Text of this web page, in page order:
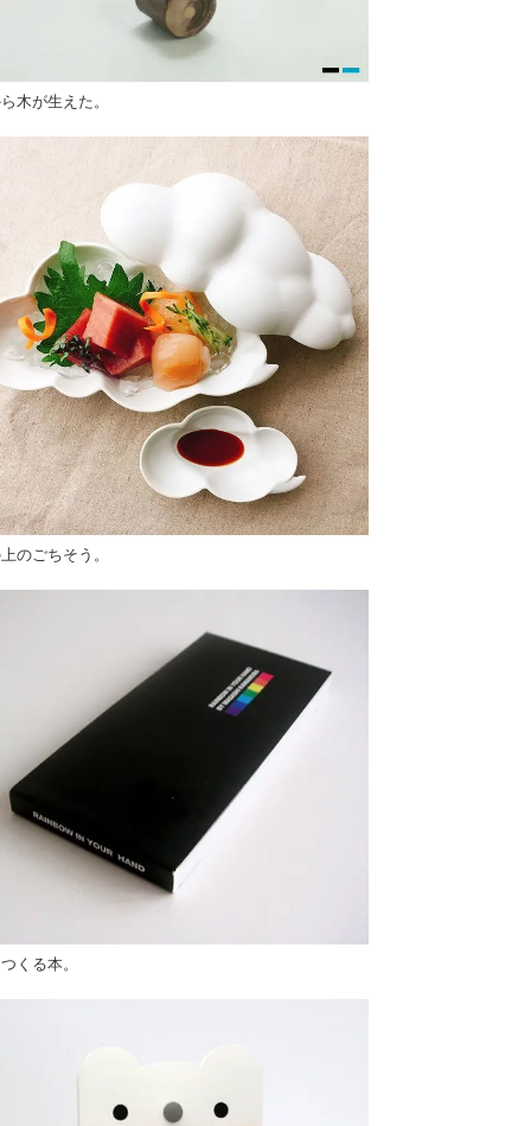
木が生えた。
のごちそう。
くる本。